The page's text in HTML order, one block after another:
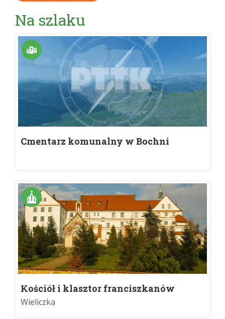
Na szlaku
Cmentarz komunalny w Bochni
Kościół i klasztor franciszkanów
reformatów w Wieliczce
Wieliczka